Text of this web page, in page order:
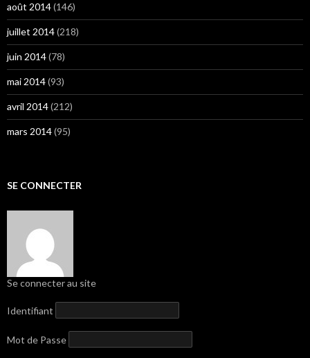
août 2014(146)
juillet 2014(218)
juin 2014(78)
mai 2014(93)
avril 2014(212)
mars 2014(95)
SE CONNECTER
Se connecter au site
Identifiant
Mot de Passe